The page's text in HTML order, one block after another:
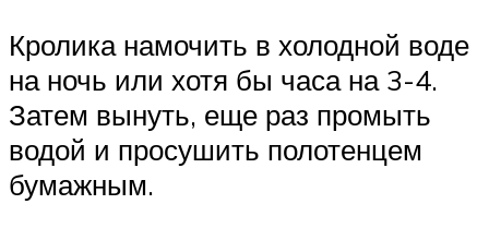
Кролика намочить в холодной воде
на ночь или хотя бы часа на 3-4.
Затем вынуть, еще раз промыть
водой и просушить полотенцем
бумажным.